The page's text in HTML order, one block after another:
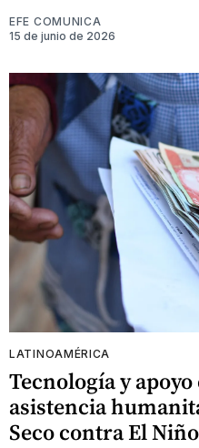
EFE COMUNICA
15 de junio de 2026
LATINOAMÉRICA
Tecnología y
asistencia
Seco contra El Niño